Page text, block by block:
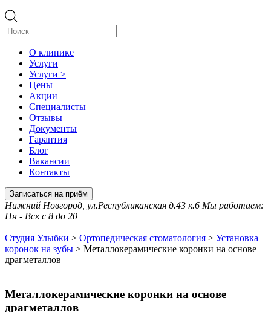
О клинике
Услуги
Услуги >
Цены
Акции
Специалисты
Отзывы
Документы
Гарантия
Блог
Вакансии
Контакты
Записаться на приём
Нижний Новгород, ул.Республиканская д.43 к.6 Мы работаем:
Пн - Вск с 8 до 20
Студия Улыбки > Ортопедическая стоматология > Установка
коронок на зубы > Металлокерамические коронки на основе
драгметаллов
Металлокерамические коронки на основе
драгметаллов